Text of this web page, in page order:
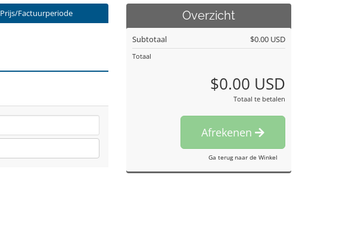
Prijs/Factuurperiode Overzicht
Subtotaal $0.00 USD
Totaal
$0.00 USD
Totaal te betalen
Afrekenen
Ga terug naar de Winkel